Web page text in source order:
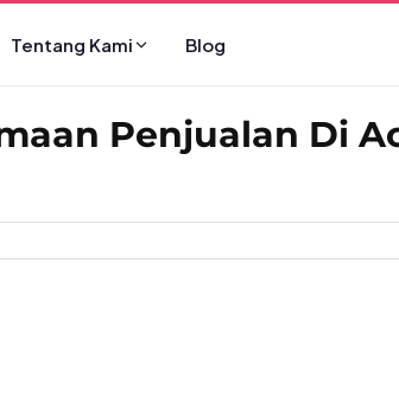
Tentang Kami Blog
Penjualan Di